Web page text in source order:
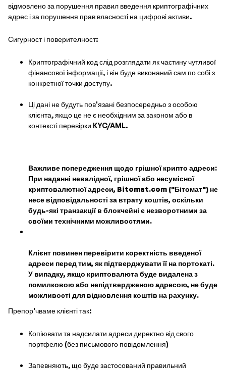
відмовлено за порушення правил введення криптографічних
адрес і за порушення прав власності на цифрові активи.
Сигурност і поверителност:
Криптографічний код слід розглядати як частину чутливої
фінансової інформації, і він буде виконаний сам по собі з
конкретної точки доступу.
Ці дані не будуть пов'язані безпосередньо з особою
клієнта, якщо це не є необхідним за законом або в
контексті перевірки KYC/AML.
Важливе попередження щодо грішної крипто адреси:
При наданні невалідної, грішної або несумісної
криптовалютної адреси, Bitomat.com ("Бітомат") не
несе відповідальності за втрату коштів, оскільки
будь-які транзакції в блокчейні є незворотними за
своїми технічними можливостями.
Клієнт повинен перевірити коректність введеної
адреси перед тим, як підтверджувати її на портокаті.
У випадку, якщо криптовалюта буде видалена з
помилковою або непідтвердженою адресою, не буде
можливості для відновлення коштів на рахунку.
Препор'чваме клієнті так:
Копіювати та надсилати адреси директно від свого
портфелю (без письмового повідомлення)
Запевняють, що буде застосований правильний